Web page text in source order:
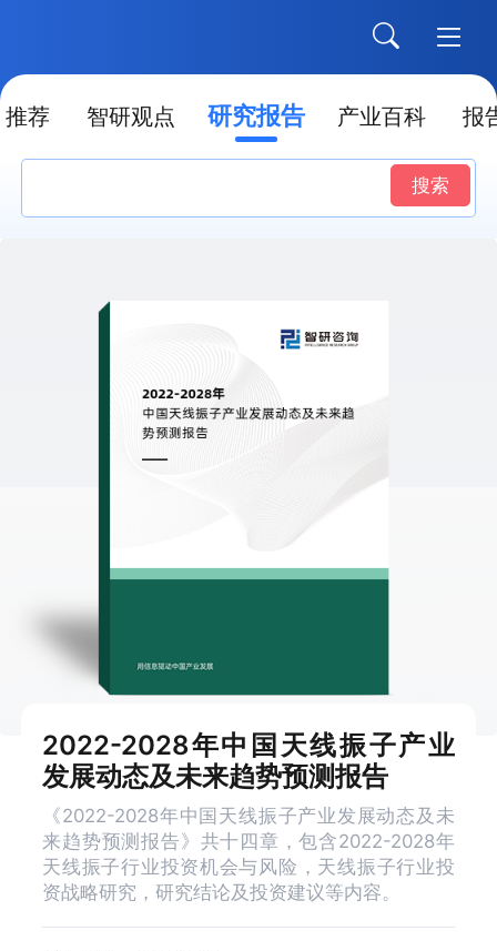
推荐 智研观点 研究报告 产业百科 报
搜索
2022-2028年中国天线振子产业
发展动态及未来趋势预测报告
《2022-2028年中国天线振子产业发展动态及未
来趋势预测报告》共十四章，包含2022-2028年
天线振子行业投资机会与风险，天线振子行业投
资战略研究，研究结论及投资建议等内容。